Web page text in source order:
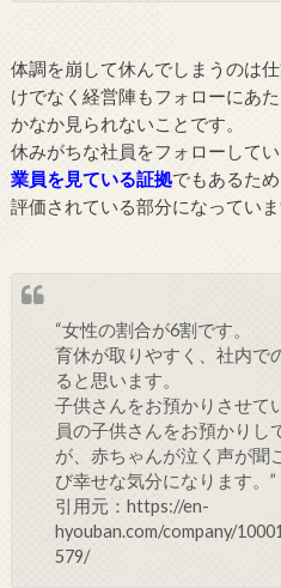
体調を崩して休んでしまうのは
けでなく経営陣もフォローにあ
かなか見られないことです。
休みがちな社員をフォローしてい
業員を見ている証拠でもあるた
評価されている部分になっていま
“女性の割合が6割です。
育休が取りやすく、社内で
ると思います。
子供さんをお預かりさせて
員の子供さんをお預かりし
が、赤ちゃんが泣く声が聞
び幸せな気分になります。”
引用元：https://en-
hyouban.com/company/
579/